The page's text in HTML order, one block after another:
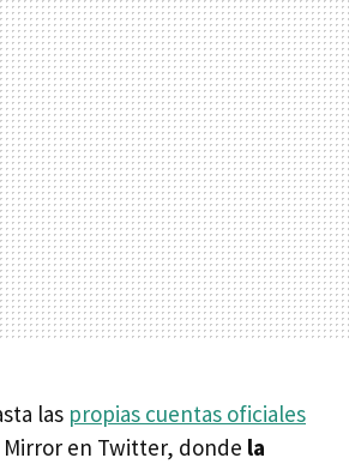
las propias cuentas oficiales
en Twitter, donde la